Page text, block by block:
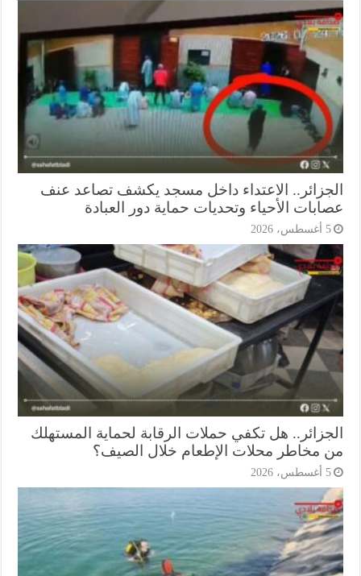
الاعتداء داخل مسجد يكشف تصاعد عنف
الأحياء وتحديات حماية دور العبادة
هل تكفي حملات الرقابة لحماية المستهلك
مخاطر محلات الإطعام خلال الصيف؟